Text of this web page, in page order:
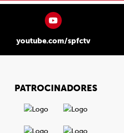
youtube.com/spfctv
PATROCINADORES